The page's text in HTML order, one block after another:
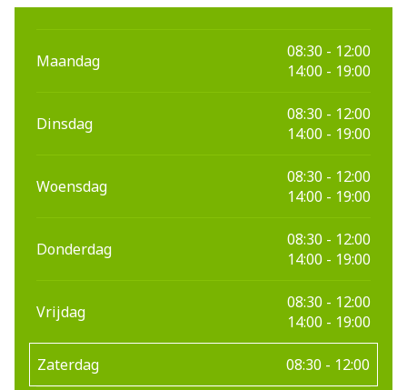
Maandag
08:30 - 12:00
14:00 - 19:00
Dinsdag
08:30 - 12:00
14:00 - 19:00
Woensdag
08:30 - 12:00
14:00 - 19:00
Donderdag
08:30 - 12:00
14:00 - 19:00
Vrijdag
08:30 - 12:00
14:00 - 19:00
Zaterdag 08:30 - 12:00